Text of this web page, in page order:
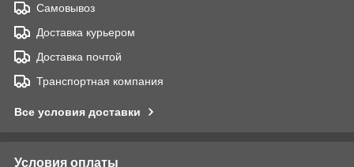
Самовывоз
Доставка курьером
Доставка почтой
Транспортная компания
Все условия доставки
Условия оплаты